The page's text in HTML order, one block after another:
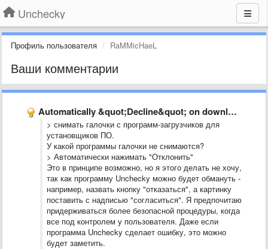
Unchecky
Профиль пользователя RaMMicHaeL
Ваши комментарии
Automatically &quot;Decline&quot; on download-install-managers
> снимать галочки с программ-загрузчиков для
установщиков ПО.
У какой программы галочки не снимаются?
> Автоматически нажимать "Отклонить"
Это в принципе возможно, но я этого делать не хочу,
так как программу Unchecky можно будет обмануть -
например, назвать кнопку "отказаться", а картинку
поставить с надписью "согласиться". Я предпочитаю
придерживаться более безопасной процедуры, когда
все под контролем у пользователя. Даже если
программа Unchecky сделает ошибку, это можно
будет заметить.